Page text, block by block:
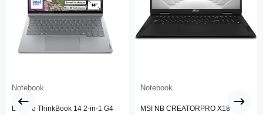
Notebook
Lenovo ThinkBook 14 2-in-1 G4
Notebook
MSI NB CREATORPRO X18 HX